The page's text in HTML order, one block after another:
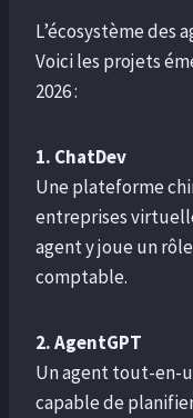
L’écosystème des
Voici les projets
2026 :
1. ChatDev
Une plateforme
entreprises
agent y joue un
comptable.
2. AgentGPT
Un agent tout-en-
capable de